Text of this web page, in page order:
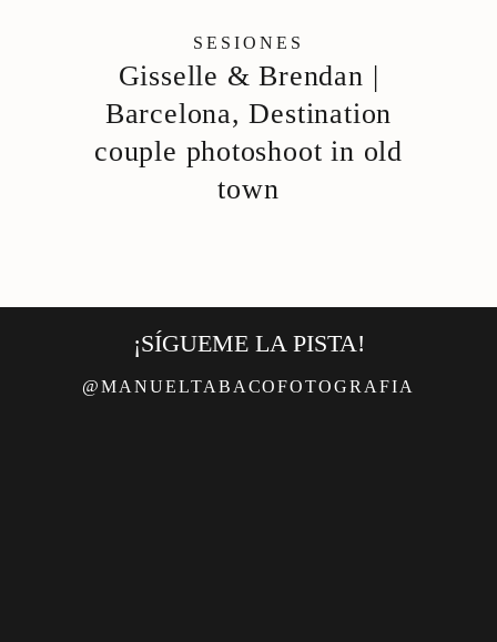
SESIONES
Gisselle & Brendan |
Barcelona, Destination
couple photoshoot in old
town
¡SÍGUEME LA PISTA!
@MANUELTABACOFOTOGRAFIA